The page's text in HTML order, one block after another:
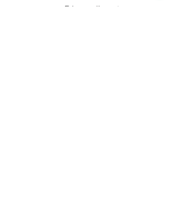
Edema discreto